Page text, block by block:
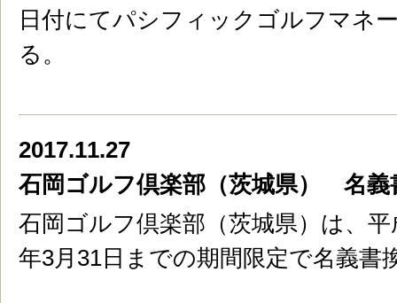
日付にてパシフィックゴルフマネ
る。
2017.11.27
石岡ゴルフ倶楽部（茨城県） 名義
石岡ゴルフ倶楽部（茨城県）は、
年3月31日までの期間限定で名義書